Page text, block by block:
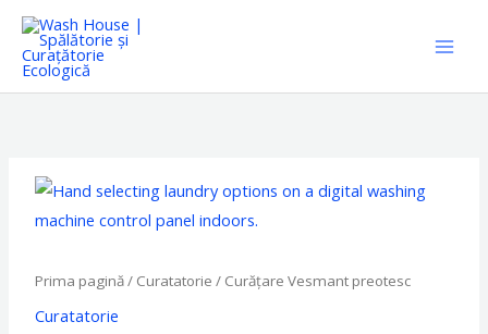
Skip
content
Prima pagină/ Curatatorie / Curățare Vesmant preotesc
Curatatorie
Cantitate